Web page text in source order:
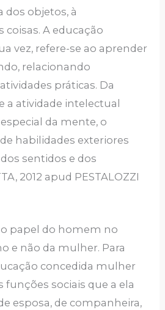
dos objetos, à
A educação
vez, refere-se ao aprender
relacionando
práticas. Da
a atividade intelectual
da mente, o
habilidades exteriores
sentidos e dos
2012 apud PESTALOZZI
papel do homem no
e não da mulher. Para
concedida mulher
funções sociais que a ela
esposa, de companheira,